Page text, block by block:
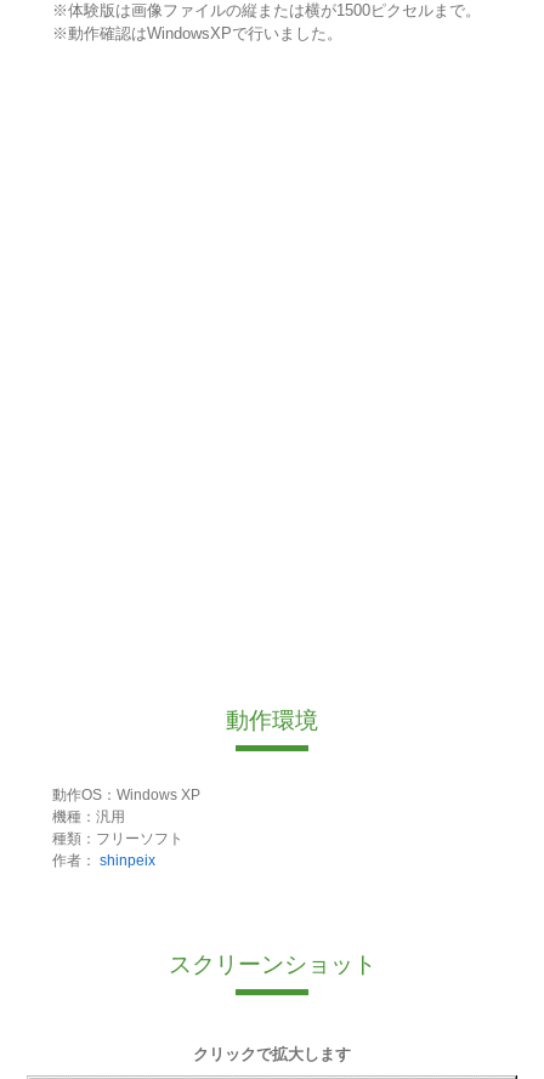
※体験版は画像ファイルの縦または横が1500ピクセルまで。
※動作確認はWindowsXPで行いました。
動作環境
動作OS：Windows XP
機種：汎用
種類：フリーソフト
作者： shinpeix
スクリーンショット
クリックで拡大します